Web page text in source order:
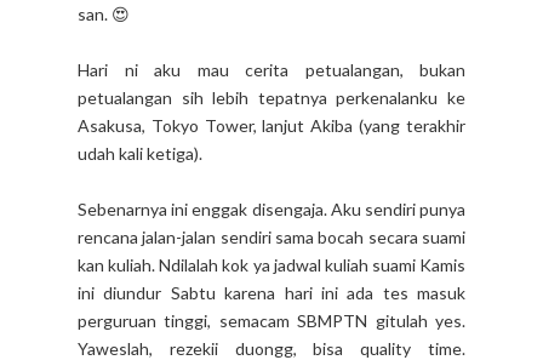
san. 😍
Hari ni aku mau cerita petualangan, bukan
petualangan sih lebih tepatnya perkenalanku ke
Asakusa, Tokyo Tower, lanjut Akiba (yang terakhir
udah kali ketiga).
Sebenarnya ini enggak disengaja. Aku sendiri punya
rencana jalan-jalan sendiri sama bocah secara suami
kan kuliah. Ndilalah kok ya jadwal kuliah suami Kamis
ini diundur Sabtu karena hari ini ada tes masuk
perguruan tinggi, semacam SBMPTN gitulah yes.
Yaweslah, rezekii duongg, bisa quality time.